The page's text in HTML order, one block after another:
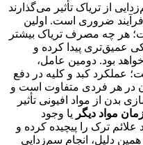
از تریاک تأثیر می‌گذارند
ضروری است. اولین
هر چه مصرف تریاک بیشتر
عمیق‌تری پیدا کرده و
بود. دومین عامل،
عملکرد کبد و کلیه در دفع
در هر فردی متفاوت است و
بدن از مواد افیونی تأثیر
مواد دیگر یا وجود
ترک را پیچیده کرده و
دلیل، انجام سم‌زدایی